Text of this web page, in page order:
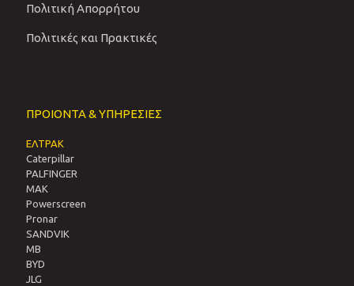
Πολιτική Απορρήτου
Πολιτικές και Πρακτικές
ΠΡΟΙΟΝΤΑ & ΥΠΗΡΕΣΙΕΣ
ΕΛΤΡΑΚ
Caterpillar
PALFINGER
MAK
Powerscreen
Pronar
SANDVIΚ
MB
BYD
JLG